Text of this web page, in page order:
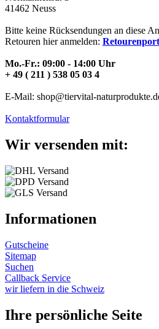
41462 Neuss
Bitte keine Rücksendungen an diese
Retouren hier anmelden:
Mo.-Fr.: 09:00 - 14:00 Uhr
+ 49 ( 211 ) 538 05 03 4
E-Mail: shop@tiervital-
Kontaktformular
Wir versenden mit:
Informationen
Gutscheine
Sitemap
Suchen
Callback Service
wir liefern in die Schweiz
Ihre persönliche Seite